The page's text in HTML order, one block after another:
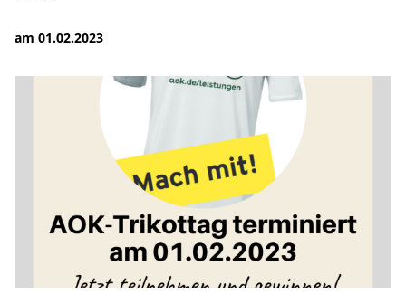
am 01.02.2023